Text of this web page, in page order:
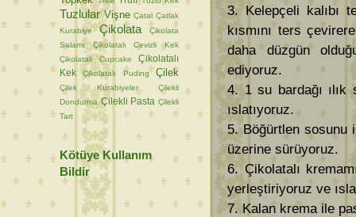
3. Kelepçeli kalıbı
kısmını ters
daha düzgün
ediyoruz.
4. 1 su bardağı
ıslatıyoruz.
5. Böğürtlen sosunu
üzerine sürüyoruz.
6. Çikolatalı
yerleştiriyoruz ve
7. Kalan krema ile
Tuzlular Vişne Çatal Çatlak
Kurabiye
Çikolata
Çikolata
Salamı
Çikolatalı Cevizli Kek
Çikolatalı Cupcake
Çikolatalı
Kek
Çikolatalı Puding Çilek
Çilek Kurabiyeler
Çilekli
Dondurma Çilekli Pasta Çilekli
Tart
Kötüye Kullanım
Bildir